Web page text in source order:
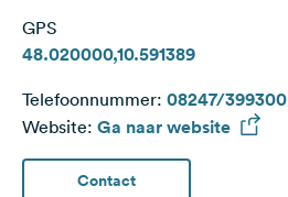
GPS
48.020000,10.591389
Telefoonnummer: 08247/399300
Website: Ga naar website
Contact